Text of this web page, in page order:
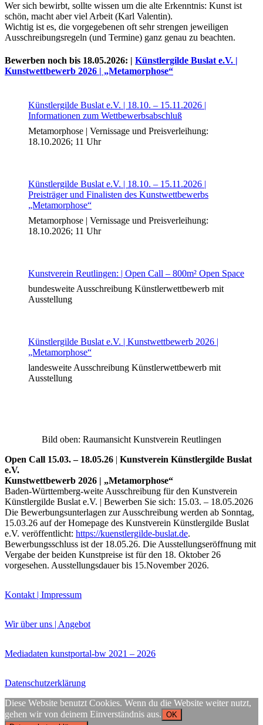
Uli Rothfuss
Buchtipps von Prof. Uli Rothfuss
Harald Schwiers
Buchtipps von Uli Rothfuss
Frederick D. Bunsen – Kunst
Zankel
Kunsttheorie: Kunstführer und Flugschwein
Kunst geht weiter.
Wer sich bewirbt, sollte wissen um die alte Erkenntnis: Kunst ist
schön, macht aber viel Arbeit (Karl Valentin).
Wichtig ist es, die vorgegebenen oft sehr strengen jeweiligen
Ausschreibungsregeln (und Termine) ganz genau zu beachten.
Bewerben noch bis 18.05.2026: | Künstlergilde Buslat e.V. |
Kunstwettbewerb 2026 | „Metamorphose“
Künstlergilde Buslat e.V. | 18.10. – 15.11.2026 |
Informationen zum Wettbewerbsabschluß
Metamorphose | Vernissage und Preisverleihung:
18.10.2026; 11 Uhr
Künstlergilde Buslat e.V. | 18.10. – 15.11.2026 |
Preisträger und Finalisten des Kunstwettbewerbs
„Metamorphose“
Metamorphose | Vernissage und Preisverleihung:
18.10.2026; 11 Uhr
Kunstverein Reutlingen: | Open Call – 800m² Open Space
bundesweite Ausschreibung Künstlerwettbewerb mit
Ausstellung
Künstlergilde Buslat e.V. | Kunstwettbewerb 2026 |
„Metamorphose“
landesweite Ausschreibung Künstlerwettbewerb mit
Ausstellung
Bild oben: Raumansicht Kunstverein Reutlingen
Open Call 15.03. – 18.05.26 | Kunstverein Künstlergilde Buslat
e.V.
Kunstwettbewerb 2026 | „Metamorphose“
Baden-Württemberg-weite Ausschreibung für den Kunstverein
Künstlergilde Buslat e.V. | Bewerben Sie sich: 15.03. – 18.05.2026
Die Bewerbungsunterlagen zur Ausschreibung werden ab Sonntag,
15.03.26 auf der Homepage des Kunstverein Künstlergilde Buslat
e.V. veröffentlicht: https://kuenstlergilde-buslat.de.
Bewerbungsschluss ist der 18.05.26. Die Ausstellungseröffnung mit
Vergabe der beiden Kunstpreise ist für den 18. Oktober 26
vorgesehen. Ausstellungsdauer bis 15.November 2026.
Kontakt | Impressum
Wir über uns | Angebot
Mediadaten kunstportal-bw 2021 – 2026
Datenschutzerklärung
Diese Website benutzt Cookies. Wenn du die Website weiter nutzt,
gehen wir von deinem Einverständnis aus. OK